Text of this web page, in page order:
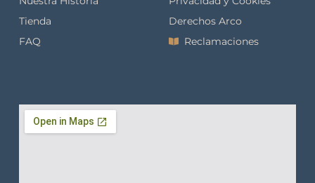
Tienda
FAQ
Derechos Arco
Reclamaciones